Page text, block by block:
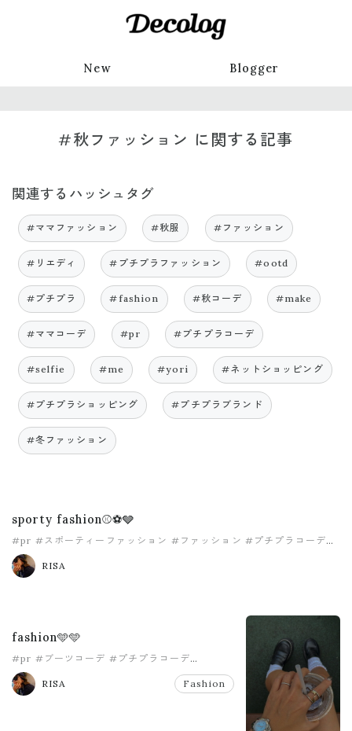
New Blogger
#秋ファッション に関する記事
関連するハッシュタグ
#ママファッション #秋服 #ファッション
#リエディ #プチプラファッション #ootd
#プチプラ #fashion #秋コーデ #make
#ママコーデ #pr #プチプラコーデ
#selfie #me #yori #ネットショッピング
#プチプラショッピング #プチプラブランド
#冬ファッション
sporty fashion⚾️⚽️🩶
#pr #スポーティーファッション #ファッション #プチプラコーデ
#ママファッション
RISA
fashion🩵🩵
#pr #ブーツコーデ #プチプラコーデ
#ママコーデ
#リエディ
RISA
Fashion